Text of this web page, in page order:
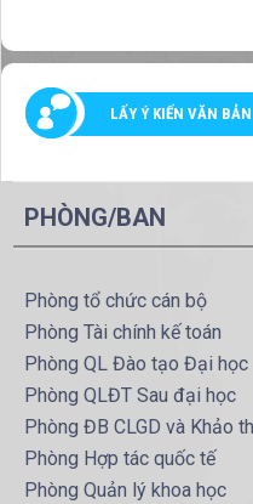
LẤY Ý KIẾN VĂN BẢN
PHÒNG/BAN
Phòng tổ chức cán bộ
Phòng Tài chính kế toán
Phòng QL Đào tạo Đại học
Phòng QLĐT Sau đại học
Phòng ĐB CLGD và Khảo
Phòng Hợp tác quốc tế
Phòng Quản lý khoa học